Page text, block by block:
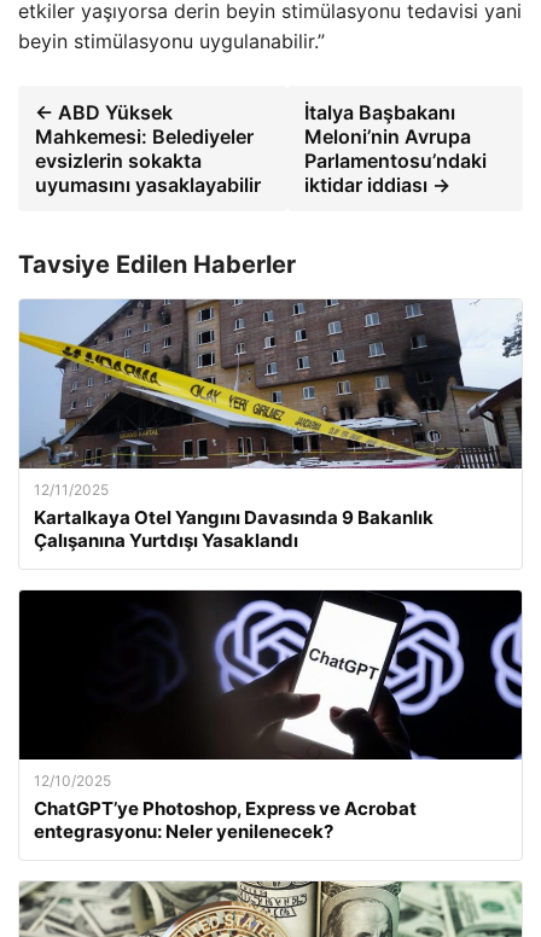
etkiler yaşıyorsa derin beyin stimülasyonu tedavisi yani
beyin stimülasyonu uygulanabilir.”
← ABD Yüksek
Mahkemesi: Belediyeler
evsizlerin sokakta
uyumasını yasaklayabilir
İtalya Başbakanı
Meloni’nin Avrupa
Parlamentosu’ndaki
iktidar iddiası →
Tavsiye Edilen Haberler
12/11/2025
Kartalkaya Otel Yangını Davasında 9 Bakanlık
Çalışanına Yurtdışı Yasaklandı
12/10/2025
ChatGPT’ye Photoshop, Express ve Acrobat
entegrasyonu: Neler yenilenecek?